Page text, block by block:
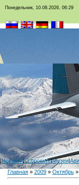
Понедельник, 10.08.2026, 06:29
|Новости|О проекте|Музеи|
Главная» 2009 » Октябрь »